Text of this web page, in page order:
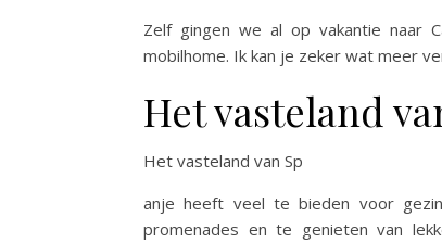
Zelf gingen we al op vakantie naar
mobilhome. Ik kan je zeker wat meer
Het vasteland
Het vasteland van Sp
anje heeft veel te bieden voor
promenades en te genieten van